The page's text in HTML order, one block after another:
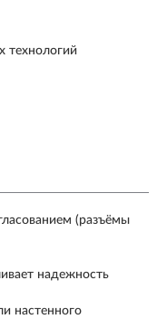
технологий
(разъёмы
надежность
настенного